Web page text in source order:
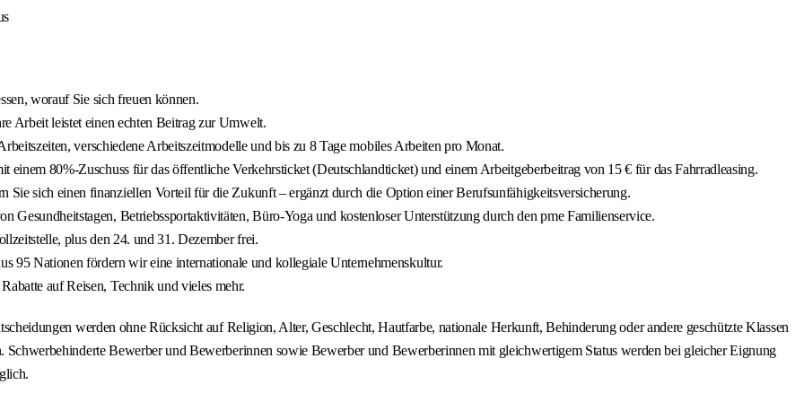
worauf Sie sich freuen können.
Arbeit leistet einen echten Beitrag zur Umwelt.
verschiedene Arbeitszeitmodelle und bis zu 8 Tage mobiles Arbeiten pro Monat.
80%-Zuschuss für das öffentliche Verkehrsticket (Deutschlandticket) und einem Arbeitgeberbeitrag von 15 € für das Fahrradleasing.
Sie sich einen finanziellen Vorteil für die Zukunft – ergänzt durch die Option einer Berufsunfähigkeitsversicherung.
Gesundheitstagen, Betriebssportaktivitäten, Büro-Yoga und kostenloser Unterstützung durch den pme Familienservice.
plus den 24. und 31. Dezember frei.
95 Nationen fördern wir eine internationale und kollegiale Unternehmenskultur.
auf Reisen, Technik und vieles mehr.
werden ohne Rücksicht auf Religion, Alter, Geschlecht, Hautfarbe, nationale Herkunft, Behinderung oder andere geschützte Klassen
Schwerbehinderte Bewerber und Bewerberinnen sowie Bewerber und Bewerberinnen mit gleichwertigem Status werden bei gleicher Eignung